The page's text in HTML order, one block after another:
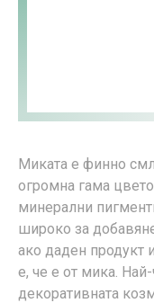
Миката е финно
огромна гама
минерални
широко за
ако даден продукт
е, че е от мика.
декоративната